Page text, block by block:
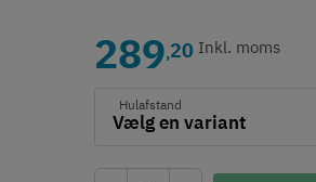
289,20 Inkl. moms
Hulafstand